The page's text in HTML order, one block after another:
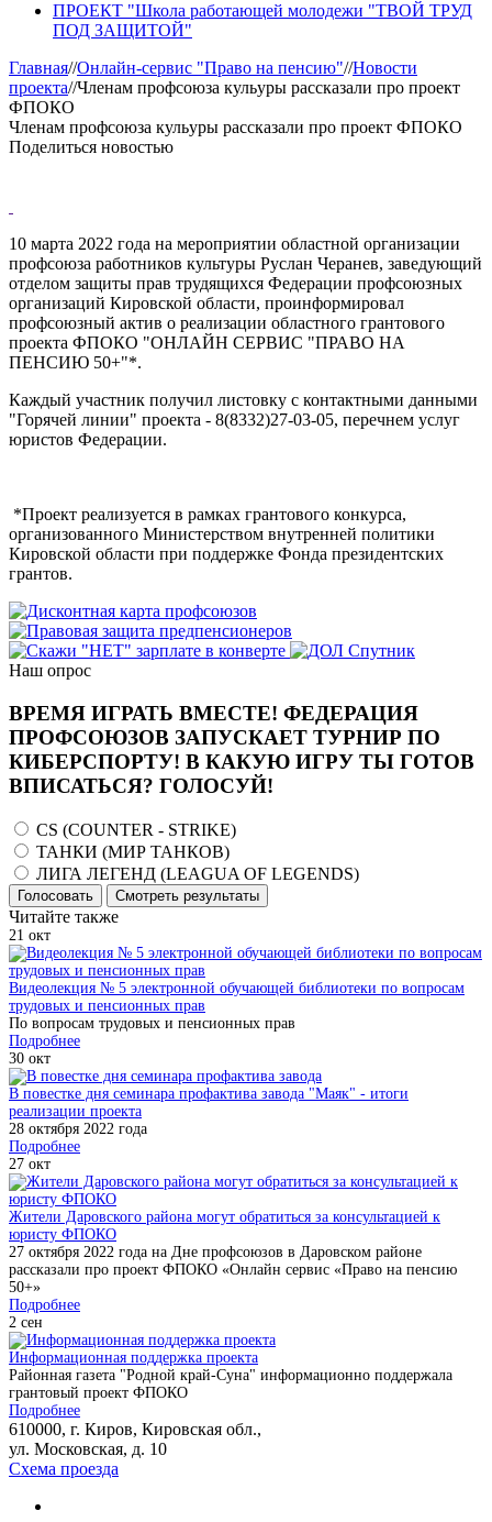
ПРОЕКТ "Школа работающей молодежи "ТВОЙ ТРУД
ПОД ЗАЩИТОЙ"
Главная//Онлайн-сервис "Право на пенсию"//Новости
проекта//Членам профсоюза кульуры рассказали про проект
ФПОКО
Членам профсоюза кульуры рассказали про проект ФПОКО
Поделиться новостью
10 марта 2022 года на мероприятии областной организации
профсоюза работников культуры Руслан Черанев, заведующий
отделом защиты прав трудящихся Федерации профсоюзных
организаций Кировской области, проинформировал
профсоюзный актив о реализации областного грантового
проекта ФПОКО "ОНЛАЙН СЕРВИС "ПРАВО НА
ПЕНСИЮ 50+"*.
Каждый участник получил листовку с контактными данными
"Горячей линии" проекта - 8(8332)27-03-05, перечнем услуг
юристов Федерации.
*Проект реализуется в рамках грантового конкурса,
организованного Министерством внутренней политики
Кировской области при поддержке Фонда президентских
грантов.
Наш опрос
ВРЕМЯ ИГРАТЬ ВМЕСТЕ! ФЕДЕРАЦИЯ
ПРОФСОЮЗОВ ЗАПУСКАЕТ ТУРНИР ПО
КИБЕРСПОРТУ! В КАКУЮ ИГРУ ТЫ ГОТОВ
ВПИСАТЬСЯ? ГОЛОСУЙ!
CS (COUNTER - STRIKE)
ТАНКИ (МИР ТАНКОВ)
ЛИГА ЛЕГЕНД (LEAGUA OF LEGENDS)
Голосовать Смотреть результаты
Читайте также
21 окт
Видеолекция № 5 электронной обучающей библиотеки по вопросам
трудовых и пенсионных прав
По вопросам трудовых и пенсионных прав
Подробнее
30 окт
В повестке дня семинара профактива завода "Маяк" - итоги
реализации проекта
28 октября 2022 года
Подробнее
27 окт
Жители Даровского района могут обратиться за консультацией к
юристу ФПОКО
27 октября 2022 года на Дне профсоюзов в Даровском районе
рассказали про проект ФПОКО «Онлайн сервис «Право на пенсию
50+»
Подробнее
2 сен
Информационная поддержка проекта
Районная газета "Родной край-Суна" информационно поддержала
грантовый проект ФПОКО
Подробнее
610000, г. Киров, Кировская обл.,
ул. Московская, д. 10
Схема проезда